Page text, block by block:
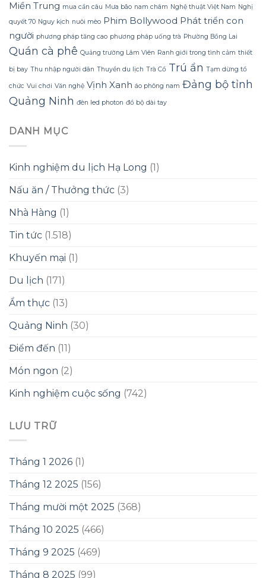
Miền Trung mua cần câu Mưa bão nam châm Nghệ thuật Việt Nam Nghị
quyết 70 Nguy kịch nuôi mèo Phim Bollywood Phát triển con
người phương pháp tăng cao phương pháp uống trà Phường Bồng Lai
Quán cà phê Quảng trường Lâm Viên Ranh giới trong tình cảm thiết
bị bay Thu nhập người dân Thuyền du lịch Trà Cổ Trú ẩn Tạm dừng tổ
chức Vui chơi Văn nghệ Vịnh Xanh áo phông nam Đảng bộ tỉnh
Quảng Ninh đèn led photon đồ bộ dài tay
DANH MỤC
Kinh nghiệm du lịch Hạ Long (1)
Nấu ăn / Thưởng thức (3)
Nhà Hàng (1)
Tin tức (1.518)
Khuyến mại (1)
Du lịch (171)
Ẩm thực (13)
Quảng Ninh (30)
Điểm đến (11)
Món ngon (2)
Kinh nghiệm cuộc sống (742)
LƯU TRỮ
Tháng 1 2026 (1)
Tháng 12 2025 (156)
Tháng mười một 2025 (368)
Tháng 10 2025 (466)
Tháng 9 2025 (469)
Tháng 8 2025 (99)